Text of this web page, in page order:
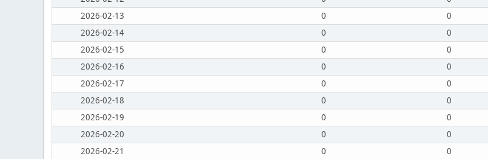
2026-02-13
0 0
2026-02-14
0 0
2026-02-15
0 0
2026-02-16
0 0
2026-02-17
0 0
2026-02-18
0 0
2026-02-19
0 0
2026-02-20
0 0
2026-02-21
0 0